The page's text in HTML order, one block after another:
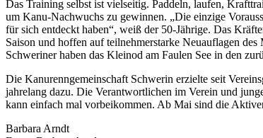
Das Training selbst ist vielseitig. Paddeln, laufen,
um Kanu-Nachwuchs zu gewinnen. „Die einzige
für sich entdeckt haben“, weiß der 50-Jährige. Das
Saison und hoffen auf teilnehmerstarke Neuauflagen
Schweriner haben das Kleinod am Faulen See in den
Die Kanurenngemeinschaft Schwerin erzielte seit
jahrelang dazu. Die Verantwortlichen im Verein und
kann einfach mal vorbeikommen. Ab Mai sind die
Barbara Arndt